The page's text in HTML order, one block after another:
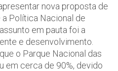
nova proposta de
Política Nacional de
em pauta foi a
e desenvolvimento.
o Parque Nacional das
em cerca de 90%, devido